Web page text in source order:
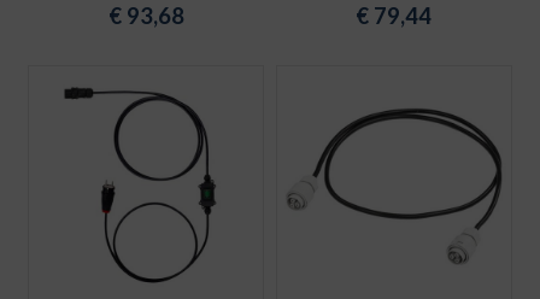
€ 93,68 € 79,44